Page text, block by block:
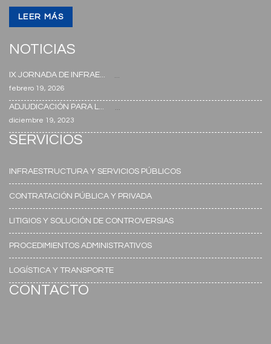
LEER MÁS
NOTICIAS
IX JORNADA DE INFRAE...
febrero 19, 2026
ADJUDICACIÓN PARA L...
diciembre 19, 2023
SERVICIOS
INFRAESTRUCTURA Y SERVICIOS PÚBLICOS
CONTRATACIÓN PÚBLICA Y PRIVADA
LITIGIOS Y SOLUCIÓN DE CONTROVERSIAS
PROCEDIMIENTOS ADMINISTRATIVOS
LOGÍSTICA Y TRANSPORTE
CONTACTO